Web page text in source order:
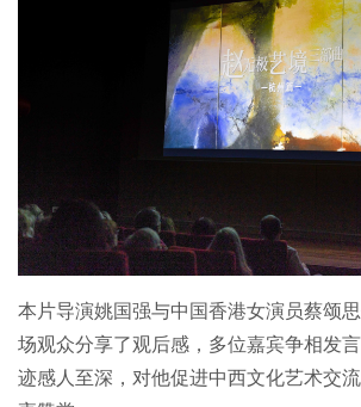
本片导演姚国强与中国香港女演员蔡颂
场观众分享了观后感，多位嘉宾争相发
迹感人至深，对他促进中西文化艺术交